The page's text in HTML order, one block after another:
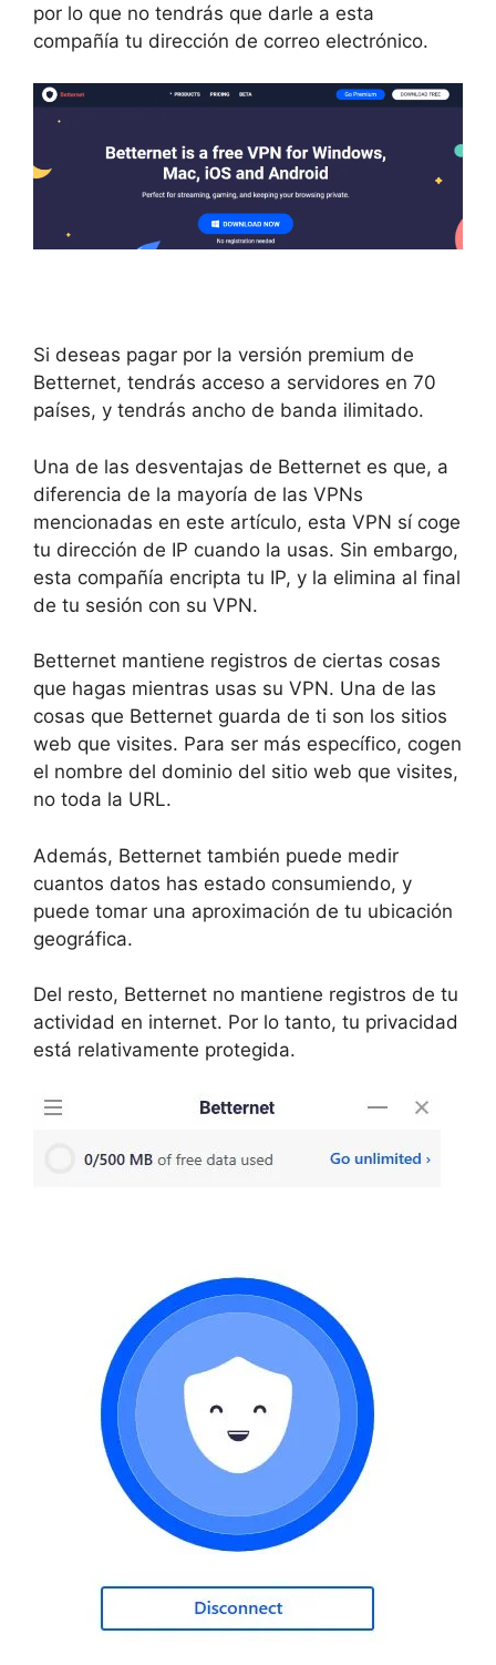
por lo que no tendrás que darle a esta
compañía tu dirección de correo electrónico.
Si deseas pagar por la versión premium de
Betternet, tendrás acceso a servidores en 70
países, y tendrás ancho de banda ilimitado.
Una de las desventajas de Betternet es que, a
diferencia de la mayoría de las VPNs
mencionadas en este artículo, esta VPN sí coge
tu dirección de IP cuando la usas. Sin embargo,
esta compañía encripta tu IP, y la elimina al final
de tu sesión con su VPN.
Betternet mantiene registros de ciertas cosas
que hagas mientras usas su VPN. Una de las
cosas que Betternet guarda de ti son los sitios
web que visites. Para ser más específico, cogen
el nombre del dominio del sitio web que visites,
no toda la URL.
Además, Betternet también puede medir
cuantos datos has estado consumiendo, y
puede tomar una aproximación de tu ubicación
geográfica.
Del resto, Betternet no mantiene registros de tu
actividad en internet. Por lo tanto, tu privacidad
está relativamente protegida.